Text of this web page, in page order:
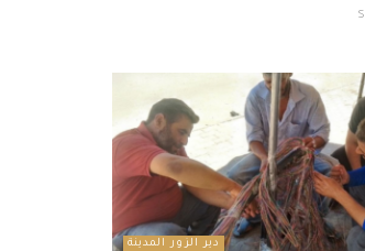
دير الزور المدينة